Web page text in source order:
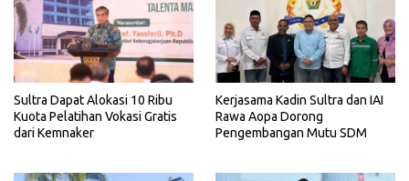
Sultra Dapat Alokasi 10 Ribu
Kuota Pelatihan Vokasi Gratis
dari Kemnaker
Kerjasama Kadin Sultra dan IAI
Rawa Aopa Dorong
Pengembangan Mutu SDM